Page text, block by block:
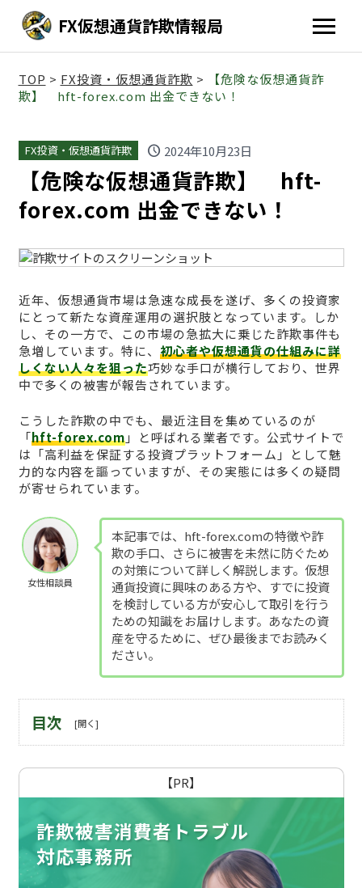
FX仮想通貨詐欺情報局
TOP > FX投資・仮想通貨詐欺 >
【危険な仮想通貨詐
欺】 hft-forex.com 出金できない！
FX投資・仮想通貨詐欺 schedule 2024年10月23日
【危険な仮想通貨詐欺】 hft-
forex.com 出金できない！
近年、仮想通貨市場は急速な成長を遂げ、多くの投資家
にとって新たな資産運用の選択肢となっています。しか
し、その一方で、この市場の急拡大に乗じた詐欺事件も
急増しています。特に、 初心者や仮想通貨の仕組みに詳
しくない人々を狙った巧妙な手口が横行しており、世界
中で多くの被害が報告されています。
こうした詐欺の中でも、最近注目を集めているのが
「hft-forex.com」と呼ばれる業者です。公式サイトで
は「高利益を保証する投資プラットフォーム」として魅
力的な内容を謳っていますが、その実態には多くの疑問
が寄せられています。
女性相談員
本記事では、hft-forex.comの特徴や詐
欺の手口、さらに被害を未然に防ぐため
の対策について詳しく解説します。仮想
通貨投資に興味のある方や、すでに投資
を検討している方が安心して取引を行う
ための知識をお届けします。あなたの資
産を守るために、ぜひ最後までお読みく
ださい。
目次
【PR】
詐欺被害消費者トラブル
対応事務所